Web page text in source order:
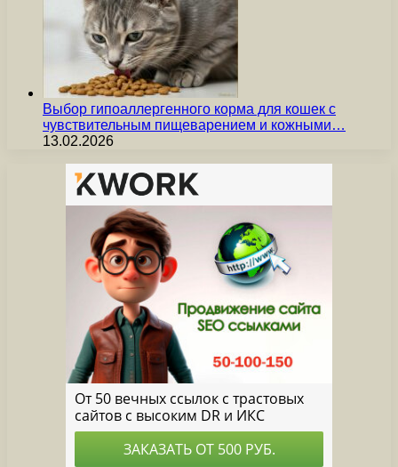
Выбор гипоаллергенного корма для кошек с
чувствительным пищеварением и кожными…
13.02.2026